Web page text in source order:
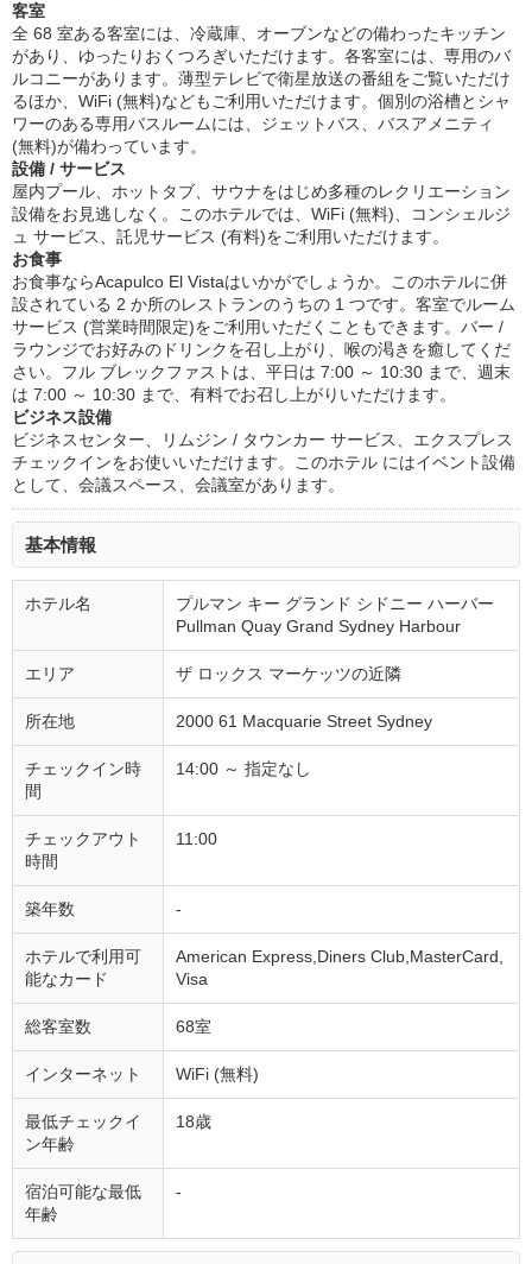
客室
全 68 室ある客室には、冷蔵庫、オーブンなどの備わったキッチン
があり、ゆったりおくつろぎいただけます。各客室には、専用のバ
ルコニーがあります。薄型テレビで衛星放送の番組をご覧いただけ
るほか、WiFi (無料)などもご利用いただけます。個別の浴槽とシャ
ワーのある専用バスルームには、ジェットバス、バスアメニティ
(無料)が備わっています。
設備 / サービス
屋内プール、ホットタブ、サウナをはじめ多種のレクリエーション
設備をお見逃しなく。このホテルでは、WiFi (無料)、コンシェルジ
ュ サービス、託児サービス (有料)をご利用いただけます。
お食事
お食事ならAcapulco El Vistaはいかがでしょうか。このホテルに併
設されている 2 か所のレストランのうちの 1 つです。客室でルーム
サービス (営業時間限定)をご利用いただくこともできます。バー /
ラウンジでお好みのドリンクを召し上がり、喉の渇きを癒してくだ
さい。フル ブレックファストは、平日は 7:00 ～ 10:30 まで、週末
は 7:00 ～ 10:30 まで、有料でお召し上がりいただけます。
ビジネス設備
ビジネスセンター、リムジン / タウンカー サービス、エクスプレス
チェックインをお使いいただけます。このホテル にはイベント設備
として、会議スペース、会議室があります。
基本情報
ホテル名
プルマン キー グランド シドニー ハーバー
Pullman Quay Grand Sydney Harbour
エリア ザ ロックス マーケッツの近隣
所在地 2000 61 Macquarie Street Sydney
チェックイン時
間
14:00 ～ 指定なし
チェックアウト
時間
11:00
築年数 -
ホテルで利用可
能なカード
American Express,Diners Club,MasterCard,
Visa
総客室数 68室
インターネット WiFi (無料)
最低チェックイ
ン年齢
18歳
宿泊可能な最低
年齢
-